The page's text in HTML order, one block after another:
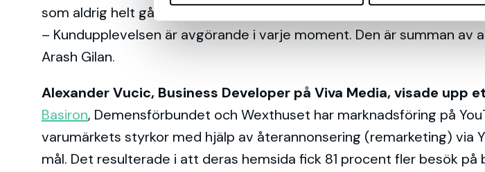
s
v
som aldrig helt går att digitalisera.
– Kundupplevelsen är avgörande i varje moment. Den är summan
Arash Gilan.
Alexander Vucic, Business Developer på Viva Media, visade upp
Basiron, Demensförbundet och Wexthuset har marknadsföring på
varumärkets styrkor med hjälp av återannonsering (remarketing) via
mål. Det resulterade i att deras hemsida fick 81 procent fler besök på